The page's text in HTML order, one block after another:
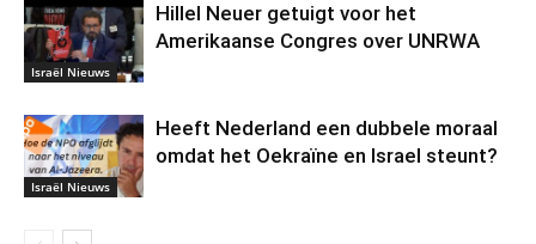
Israël Nieuws
Hillel Neuer getuigt voor het
Amerikaanse Congres over UNRWA
Israël Nieuws
Heeft Nederland een dubbele moraal
omdat het Oekraïne en Israel steunt?